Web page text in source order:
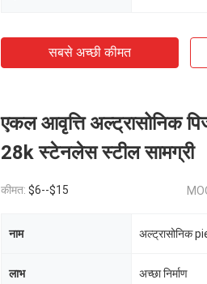
सबसे अच्छी कीमत
एकल आवृत्ति अल्ट्रासोनिक
28k स्टेनलेस स्टील सामग्री
कीमत: $6--$15
नाम अल्ट्रासोनिक
लाभ अच्छा निर्माण